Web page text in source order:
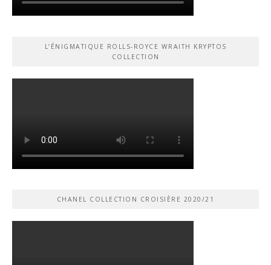
L’ÉNIGMATIQUE ROLLS-ROYCE WRAITH KRYPTOS
COLLECTION
CHANEL COLLECTION CROISIÈRE 2020/21